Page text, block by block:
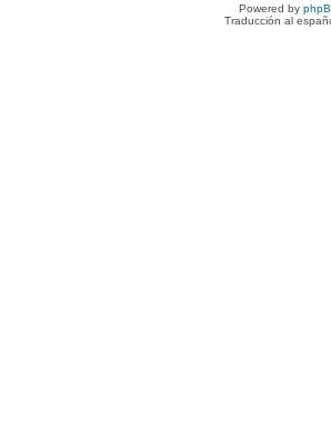
Powered by
Traducción al